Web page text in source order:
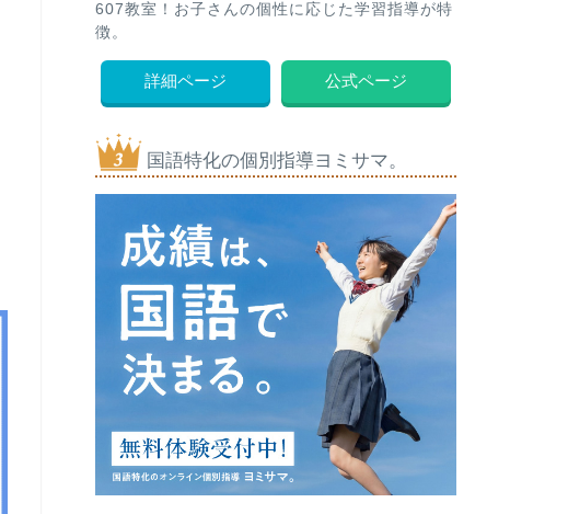
607教室！お子さんの個性に応じた学習指導が特
徴。
詳細ページ 公式ページ
国語特化の個別指導ヨミサマ。